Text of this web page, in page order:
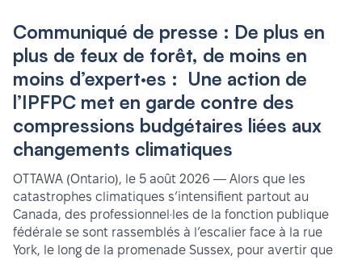
Communiqué de presse : De plus en
plus de feux de forêt, de moins en
moins d’expert·es : Une action de
l’IPFPC met en garde contre des
compressions budgétaires liées aux
changements climatiques
OTTAWA (Ontario), le 5 août 2026 — Alors que les
catastrophes climatiques s’intensifient partout au
Canada, des professionnel·les de la fonction publique
fédérale se sont rassemblés à l’escalier face à la rue
York, le long de la promenade Sussex, pour avertir que